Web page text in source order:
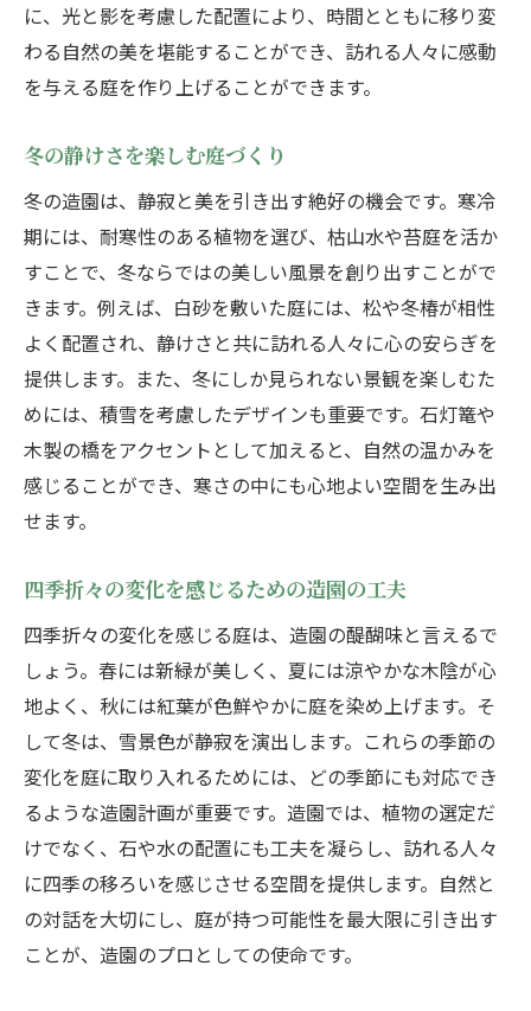
に、光と影を考慮した配置により、時間とともに移り変
わる自然の美を堪能することができ、訪れる人々に感動
を与える庭を作り上げることができます。
冬の静けさを楽しむ庭づくり
冬の造園は、静寂と美を引き出す絶好の機会です。寒冷
期には、耐寒性のある植物を選び、枯山水や苔庭を活か
すことで、冬ならではの美しい風景を創り出すことがで
きます。例えば、白砂を敷いた庭には、松や冬椿が相性
よく配置され、静けさと共に訪れる人々に心の安らぎを
提供します。また、冬にしか見られない景観を楽しむた
めには、積雪を考慮したデザインも重要です。石灯篭や
木製の橋をアクセントとして加えると、自然の温かみを
感じることができ、寒さの中にも心地よい空間を生み出
せます。
四季折々の変化を感じるための造園の工夫
四季折々の変化を感じる庭は、造園の醍醐味と言えるで
しょう。春には新緑が美しく、夏には涼やかな木陰が心
地よく、秋には紅葉が色鮮やかに庭を染め上げます。そ
して冬は、雪景色が静寂を演出します。これらの季節の
変化を庭に取り入れるためには、どの季節にも対応でき
るような造園計画が重要です。造園では、植物の選定だ
けでなく、石や水の配置にも工夫を凝らし、訪れる人々
に四季の移ろいを感じさせる空間を提供します。自然と
の対話を大切にし、庭が持つ可能性を最大限に引き出す
ことが、造園のプロとしての使命です。